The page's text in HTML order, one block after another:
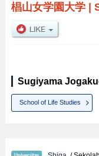
椙山女学園大学|
Sugiyama
School of Life Studies